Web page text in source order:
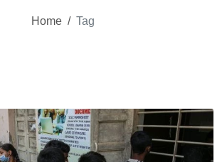
Home / Tag